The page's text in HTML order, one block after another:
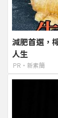
減肥首選，
人生
PR・新素簡